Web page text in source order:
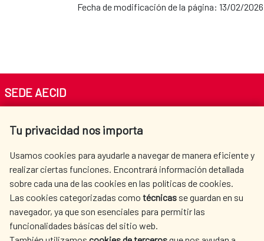
Fecha de modificación de la página: 13/02/2026
Tu privacidad nos importa
Usamos cookies para ayudarle a navegar de manera eficiente y
realizar ciertas funciones. Encontrará información detallada
sobre cada una de las cookies en las políticas de cookies.
Las cookies categorizadas como técnicas se guardan en su
navegador, ya que son esenciales para permitir las
funcionalidades básicas del sitio web.
SEDE AECID
Tel. +34 900 20 30 54​​​​​​​
AECID
WHERE DO WE COOPERATE?
SPANISH HUMANITARIAN
ACTION
PRESS ROOM